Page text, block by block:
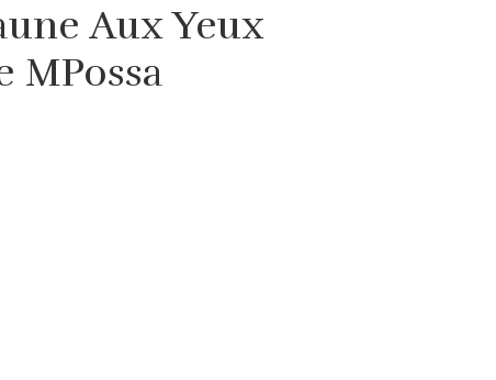
Aux Yeux
MPossa